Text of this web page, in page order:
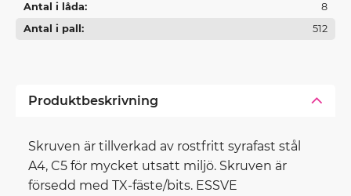
Antal i låda
8
Antal i pall
512
Produktbeskrivning
Skruven är tillverkad av rostfritt syrafast stål
A4, C5 för mycket utsatt miljö. Skruven är
försedd med TX-fäste/bits. ESSVE